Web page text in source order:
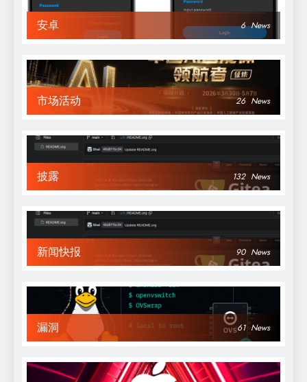
安卓 6 News
市场活动 26 News
披露 132 News
新闻快报 90 News
漏洞 61 News